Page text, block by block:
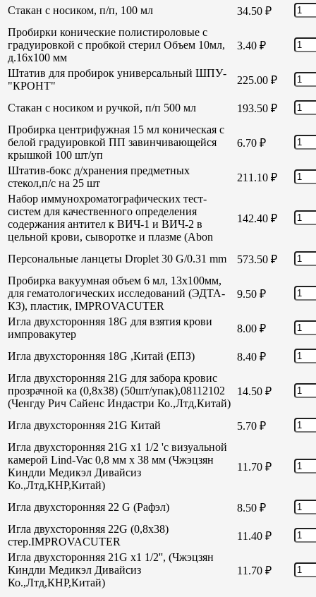
Стакан с носиком, п/п, 100 мл 34.50 ₽
Пробирки конические полистироловые с
градуировкой с пробкой стерил Объем 10мл,
д.16х100 мм
3.40 ₽
Штатив для пробирок универсальный ШПУ-
"КРОНТ"
225.00 ₽
Стакан с носиком и ручкой, п/п 500 мл 193.50 ₽
Пробирка центрифужная 15 мл коническая с
белой градуировкой ПП завинчивающейся
крышкой 100 шт/уп
6.70 ₽
Штатив-бокс д/хранения предметных
стекол,п/с на 25 шт
211.10 ₽
Набор иммунохроматографических тест-
систем для качественного определения
содержания антител к ВИЧ-1 и ВИЧ-2 в
цельной крови, сыворотке и плазме (Abon
142.40 ₽
Персональные ланцеты Droplet 30 G/0.31 mm 573.50 ₽
Пробирка вакуумная объем 6 мл, 13х100мм,
для гематологических исследований (ЭДТА-
КЗ), пластик, IMPROVACUTER
9.50 ₽
Игла двухсторонняя 18G для взятия крови
импровакутер
8.00 ₽
Игла двухсторонняя 18G ,Китай (ЕПЗ) 8.40 ₽
Игла двухсторонняя 21G для забора кровис
прозрачной ка (0,8х38) (50шт/упак),08112102
(Ченгду Рич Сайенс Индастри Ко.,Лтд,Китай)
14.50 ₽
Игла двухсторонняя 21G Китай 5.70 ₽
Игла двухсторонняя 21G х1 1/2 'с визуальной
камерой Lind-Vac 0,8 мм х 38 мм (Чжэцзян
Киндли Медикэл Дивайсиз
Ко.,Лтд,КНР,Китай)
11.70 ₽
Игла двухсторонняя 22 G (Рафэл) 8.50 ₽
Игла двухсторонняя 22G (0,8х38)
стер.IMPROVACUTER
11.40 ₽
Игла двухсторонняя 21G х1 1/2'', (Чжэцзян
Киндли Медикэл Дивайсиз
Ко.,Лтд,КНР,Китай)
11.70 ₽